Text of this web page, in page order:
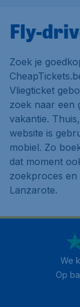
Fly-
Zoek je
Vliegticket
zoek naar een
vakantie.
website is
mobiel. Zo
dat moment
zoekproces en
Lanzarote.
We
Op